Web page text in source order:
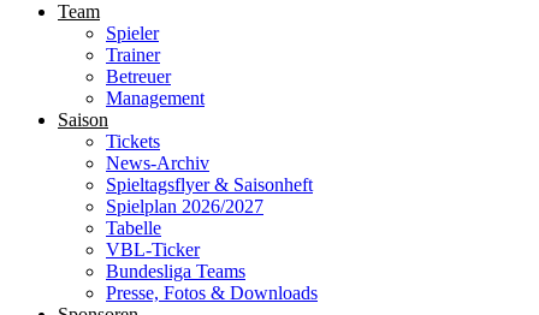
Team
Spieler
Trainer
Betreuer
Management
Saison
Tickets
News-Archiv
Spieltagsflyer & Saisonheft
Spielplan 2026/2027
Tabelle
VBL-Ticker
Bundesliga Teams
Presse, Fotos & Downloads